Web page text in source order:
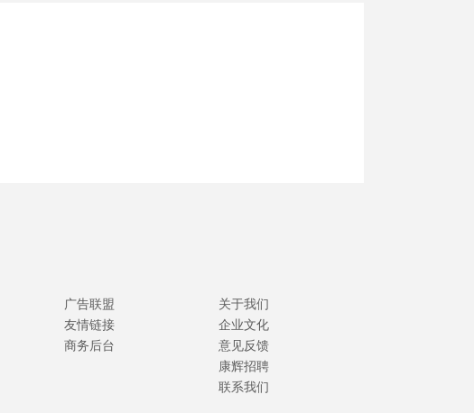
广告联盟
友情链接
商务后台
关于我们
企业文化
意见反馈
康辉招聘
联系我们